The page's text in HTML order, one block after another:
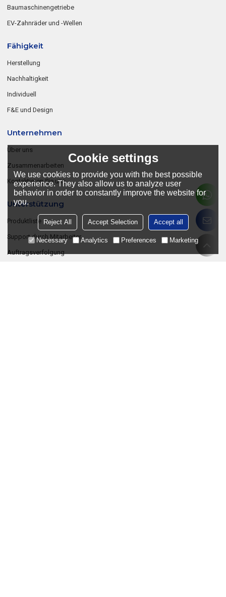
Baumaschinengetriebe
EV-Zahnräder und -Wellen
Fähigkeit
Herstellung
Nachhaltigkeit
Individuell
F&E und Design
Unternehmen
Über uns
Zusammenarbeiten
Kontaktieren Sie uns
Unterstützung
Produktliste
Support durch Mitarbeiter
Auftragsverfolgung
Cookie settings
We use cookies to provide you with the best possible
experience. They also allow us to analyze user
behavior in order to constantly improve the website for
you.
Reject All Accept Selection Accept all
Necessary Analytics Preferences Marketing